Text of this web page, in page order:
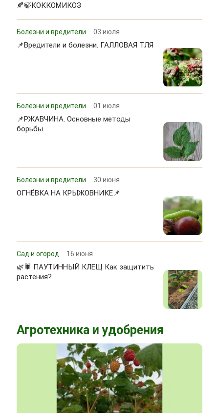
🍂🍃КОККОМИКОЗ
Болезни и вредители 03 июля
📌Вредители и болезни. ГАЛЛОВАЯ ТЛЯ
Болезни и вредители 01 июля
📌РЖАВЧИНА. Основные методы
борьбы.
Болезни и вредители 30 июня
ОГНЁВКА НА КРЫЖОВНИКЕ📌
Сад и огород 16 июня
🌿🕷 ПАУТИННЫЙ КЛЕЩ Как защитить
растения?
Агротехника и удобрения